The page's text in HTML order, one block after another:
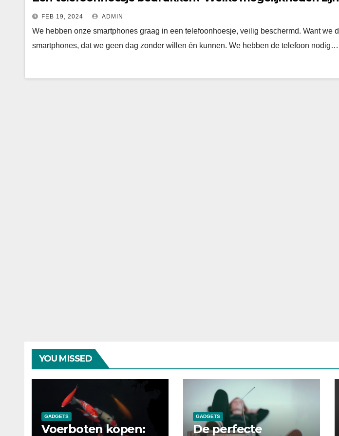
FEB 19, 2024 ADMIN
We hebben onze smartphones graag in een telefoonhoesje, veilig beschermd. Want we
smartphones, dat we geen dag zonder willen én kunnen. We hebben de telefoon nodig…
YOU MISSED
GADGETS
Voerboten kopen:
GADGETS
De perfecte